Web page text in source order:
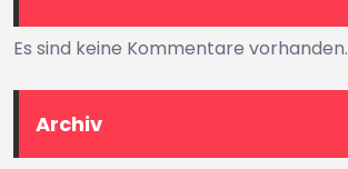
Es sind keine Kommentare vorhanden.
Archiv